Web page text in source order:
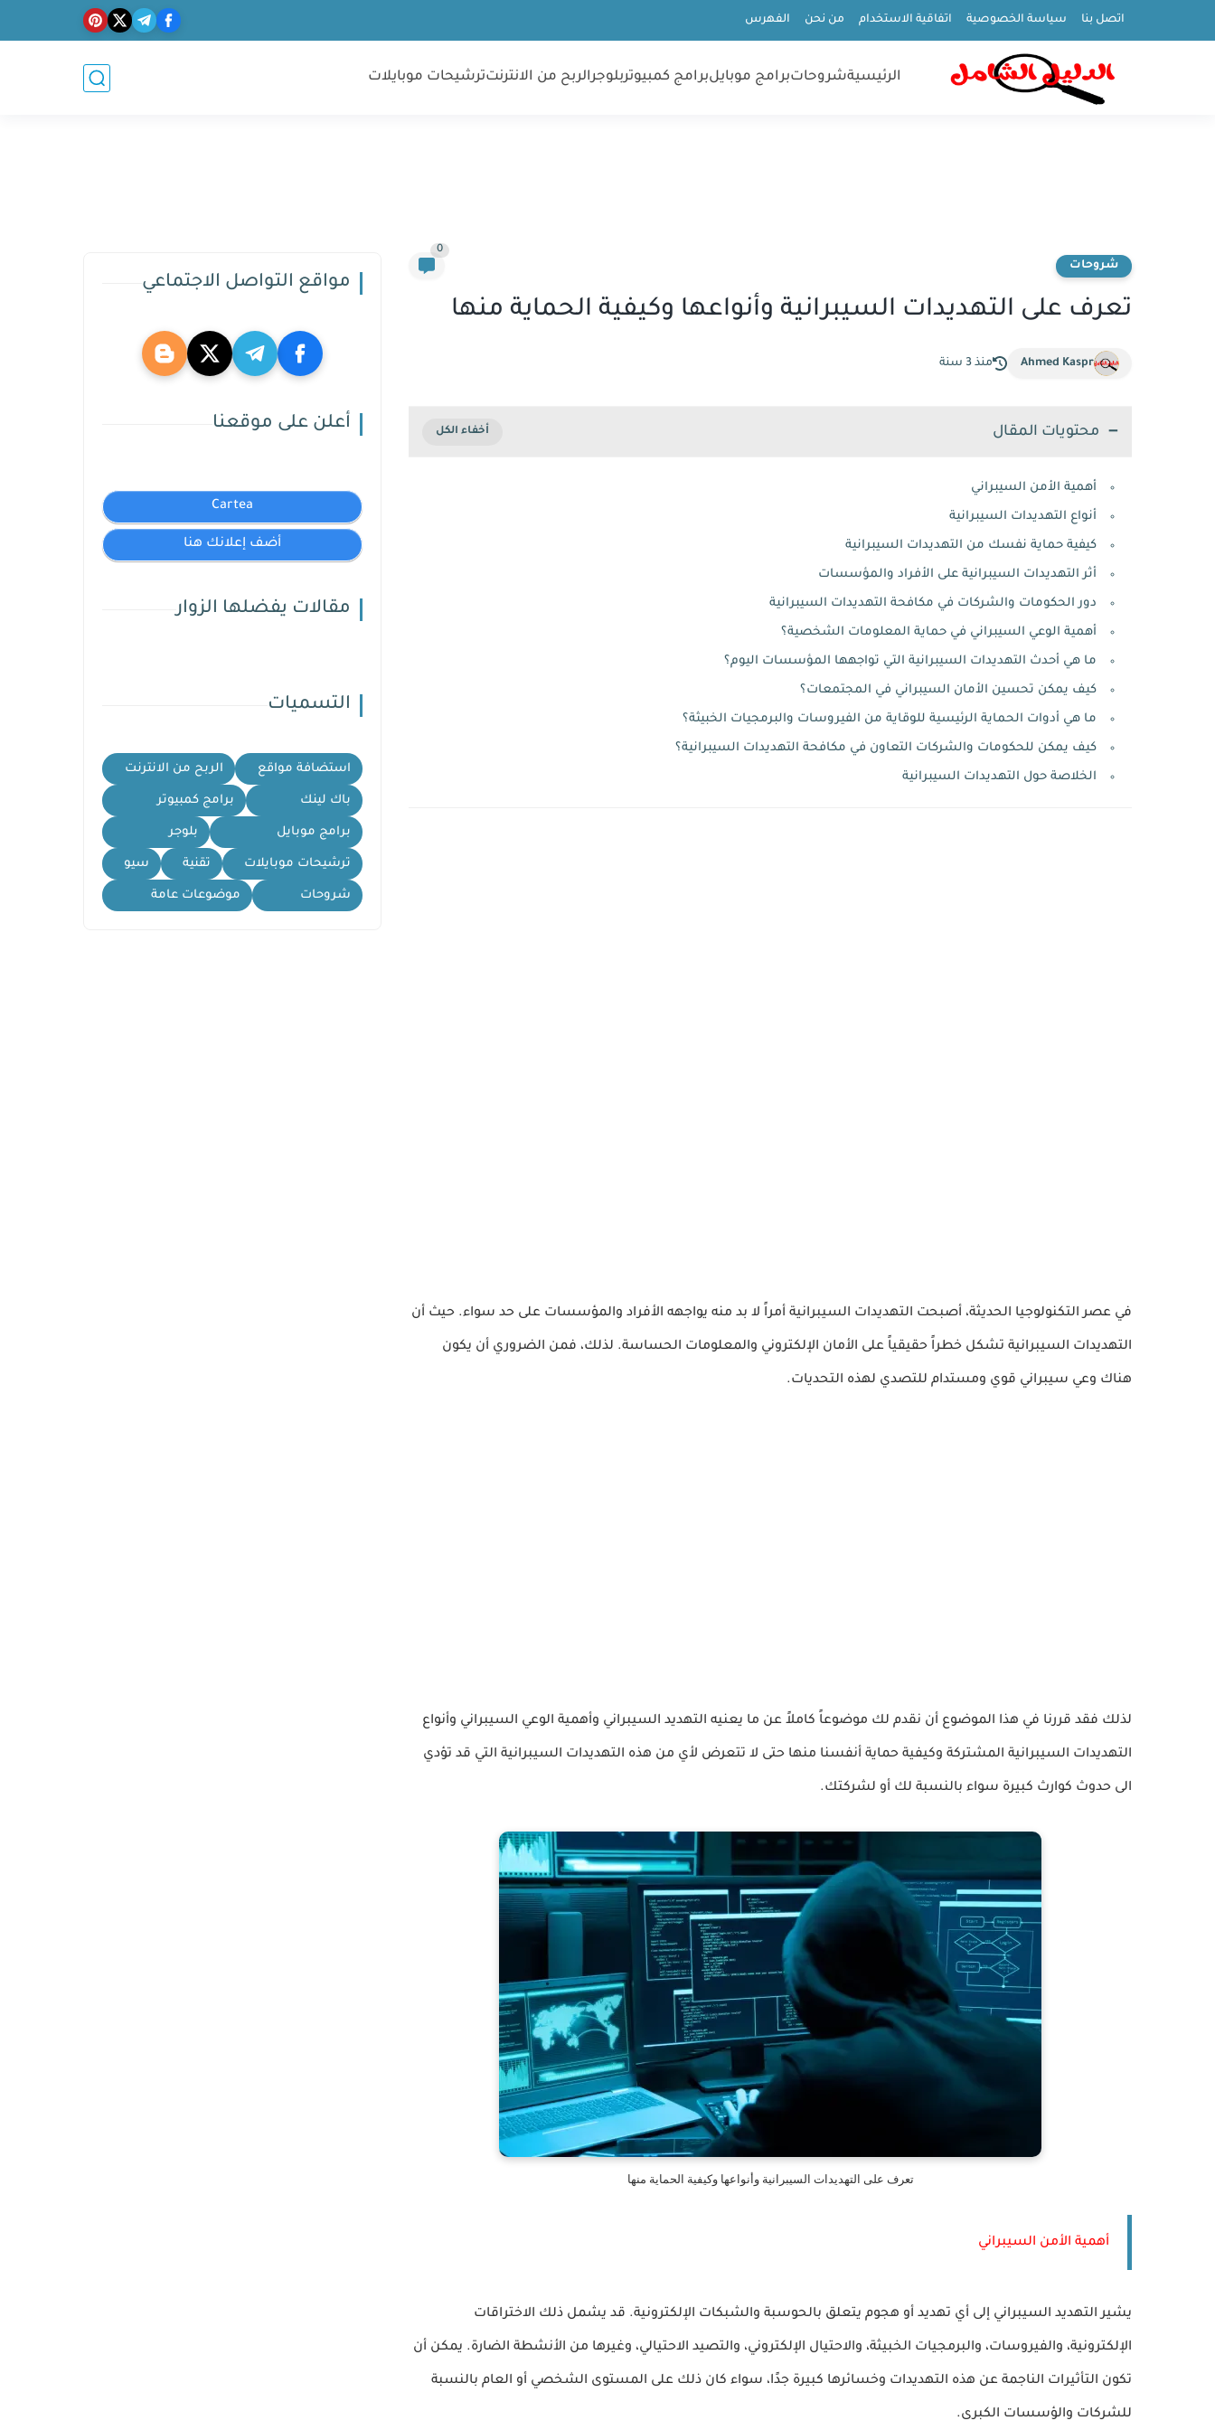
اتصل بنا سياسة الخصوصية اتفاقية الاستخدام من نحن الفهرس
الرئيسيةشروحاتبرامج موبايلبرامج كمبيوتربلوجرالربح من الانترنتترشيحات موبايلات
شروحات
0
تعرف على التهديدات السيبرانية وأنواعها وكيفية الحماية منها
Ahmed Kaspr منذ 3 سنة
محتويات المقال
أهمية الأمن السيبراني
أنواع التهديدات السيبرانية
كيفية حماية نفسك من التهديدات السيبرانية
أثر التهديدات السيبرانية على الأفراد والمؤسسات
دور الحكومات والشركات في مكافحة التهديدات السيبرانية
أهمية الوعي السيبراني في حماية المعلومات الشخصية؟
ما هي أحدث التهديدات السيبرانية التي تواجهها المؤسسات اليوم؟
كيف يمكن تحسين الأمان السيبراني في المجتمعات؟
ما هي أدوات الحماية الرئيسية للوقاية من الفيروسات والبرمجيات الخبيثة؟
كيف يمكن للحكومات والشركات التعاون في مكافحة التهديدات السيبرانية؟
الخلاصة حول التهديدات السيبرانية
في عصر التكنولوجيا الحديثة، أصبحت التهديدات السيبرانية أمراً لا بد منه يواجهه الأفراد والمؤسسات على حد سواء. حيث أن
التهديدات السيبرانية تشكل خطراً حقيقياً على الأمان الإلكتروني والمعلومات الحساسة. لذلك، فمن الضروري أن يكون
هناك وعي سيبراني قوي ومستدام للتصدي لهذه التحديات.
لذلك فقد قررنا في هذا الموضوع أن نقدم لك موضوعاً كاملاً عن ما يعنيه التهديد السيبراني وأهمية الوعي السيبراني وأنواع
التهديدات السيبرانية المشتركة وكيفية حماية أنفسنا منها حتى لا تتعرض لأي من هذه التهديدات السيبرانية التي قد تؤدي
الى حدوث كوارث كبيرة سواء بالنسبة لك أو لشركتك.
تعرف على التهديدات السيبرانية وأنواعها وكيفية الحماية منها
أهمية الأمن السيبراني
يشير التهديد السيبراني إلى أي تهديد أو هجوم يتعلق بالحوسبة والشبكات الإلكترونية. قد يشمل ذلك الاختراقات
الإلكترونية، والفيروسات، والبرمجيات الخبيثة، والاحتيال الإلكتروني، والتصيد الاحتيالي، وغيرها من الأنشطة الضارة. يمكن أن
تكون التأثيرات الناجمة عن هذه التهديدات وخسائرها كبيرة جدًا، سواء كان ذلك على المستوى الشخصي أو العام بالنسبة
للشركات والؤسسات الكبرى.
مواقع التواصل الاجتماعي
أعلن على موقعنا
Cartea
أضف إعلانك هنا
مقالات يفضلها الزوار
التسميات
استضافة مواقع الربح من الانترنت
باك لينك برامج كمبيوتر
برامج موبايل بلوجر
ترشيحات موبايلات تقنية سيو
شروحات موضوعات عامة